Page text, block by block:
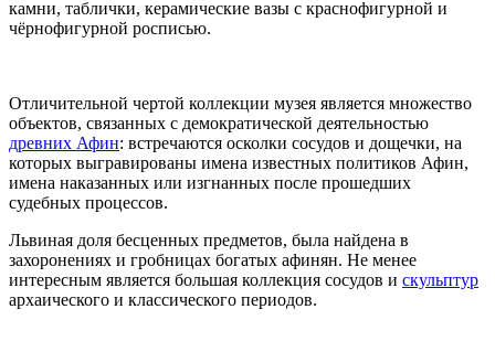
камни, таблички, керамические вазы с краснофигурной и
чёрнофигурной росписью.
Отличительной чертой коллекции музея является множество
объектов, связанных с демократической деятельностью
древних Афин: встречаются осколки сосудов и дощечки, на
которых выгравированы имена известных политиков Афин,
имена наказанных или изгнанных после прошедших
судебных процессов.
Львиная доля бесценных предметов, была найдена в
захоронениях и гробницах богатых афинян. Не менее
интересным является большая коллекция сосудов и скульптур
архаического и классического периодов.